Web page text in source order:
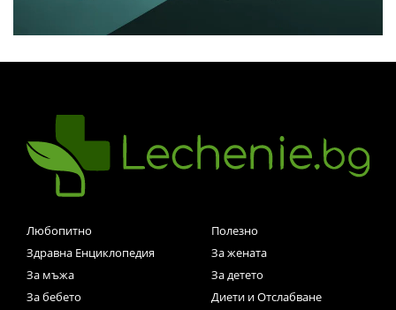
Любопитно
Полезно
Здравна Енциклопедия
За жената
За мъжа
За детето
За бебето
Диети и Отслабване